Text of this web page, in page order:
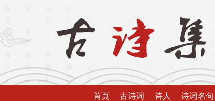
首页 古诗词 诗人 诗词名句